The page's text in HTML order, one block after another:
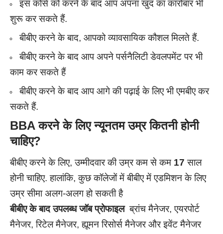
इस कोर्स को करने के बाद आप अपना खुद का कारोबार भी
शुरू कर सकते हैं.
बीबीए करने के बाद, आपको व्यावसायिक कौशल मिलते हैं.
बीबीए करने के बाद आप अपने पर्सनैलिटी डेवलपमेंट पर भी
काम कर सकते हैं
बीबीए करने के बाद आप आगे की पढ़ाई के लिए भी एमबीए कर
सकते हैं.
BBAकरने के लिए न्यूनतम उम्र कितनी होनी
चाहिए?
बीबीए करने के लिए, उम्मीदवार की उम्र कम से कम 17 साल
होनी चाहिए. हालांकि, कुछ कॉलेजों में बीबीए में एडमिशन के लिए
उम्र सीमा अलग-अलग हो सकती है
बीबीए के बाद उपलब्ध जॉब प्रोफाइलब्रांच मैनेजर, एयरपोर्ट
मैनेजर, रिटेल मैनेजर, ह्यूमन रिसोर्स मैनेजर और इवेंट मैनेजर